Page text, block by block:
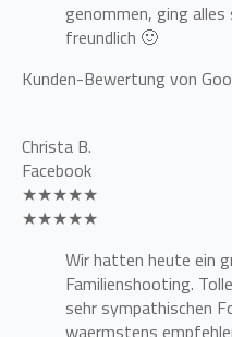
genommen, ging
freundlich 🙂
Kunden-Bewertung von
Christa B.
Facebook
★★★★★
★★★★★
Wir hatten heute ein
Familienshooting.
sehr sympathischen
waermstens